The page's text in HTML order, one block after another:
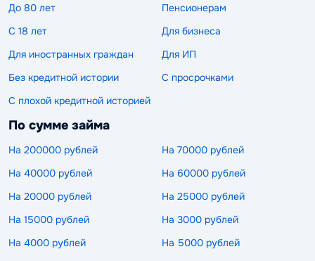
До 80 лет
Пенсионерам
С 18 лет
Для бизнеса
Для иностранных граждан
Для ИП
Без кредитной истории
С просрочками
С плохой кредитной историей
По сумме займа
На 200000 рублей
На 70000 рублей
На 40000 рублей
На 60000 рублей
На 20000 рублей
На 25000 рублей
На 15000 рублей
На 3000 рублей
На 4000 рублей
На 5000 рублей